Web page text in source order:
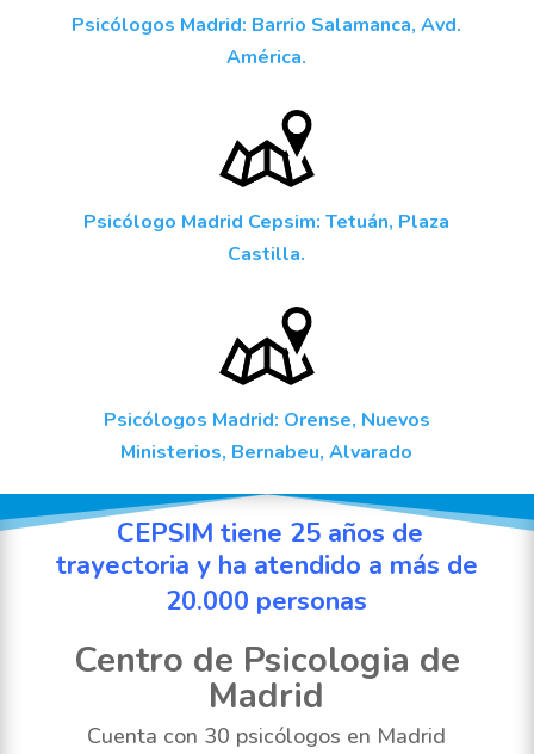
Psicólogos Madrid: Barrio Salamanca, Avd.
América.
Psicólogo Madrid Cepsim: Tetuán, Plaza
Castilla.
Psicólogos Madrid: Orense, Nuevos
Ministerios, Bernabeu, Alvarado
CEPSIM tiene 25 años de
trayectoria y ha atendido a más de
20.000 personas
Centro de Psicologia de
Madrid
Cuenta con 30 psicólogos en Madrid